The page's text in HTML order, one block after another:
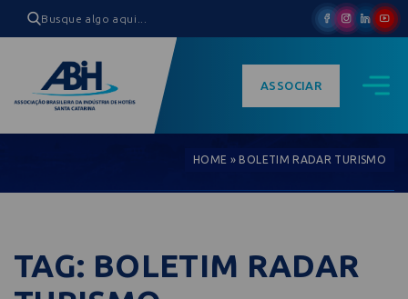
ASSOCIAR
HOME »BOLETIM RADAR TURISMO
TAG: BOLETIM RADAR